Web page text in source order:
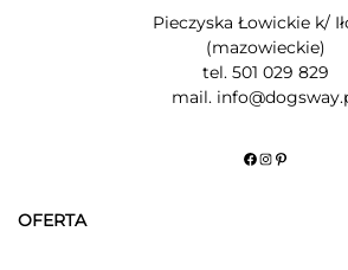
Pieczyska Łowickie k/
(mazowieckie)
tel. 501 029 829
mail.
Facebook
Instagram
Pinterest
OFERTA